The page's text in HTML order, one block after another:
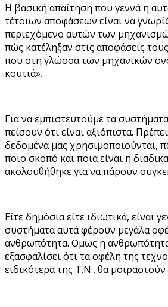
Η βασική απαίτηση που γεννά η
τέτοιων αποφάσεων είναι να
περιεχόμενο αυτών των
πώς κατέληξαν στις αποφάσεις
που στη γλώσσα των μηχανικών
κουτιά».
Για να εμπιστευτούμε τα
πείσουν ότι είναι αξιόπιστα.
δεδομένα μας χρησιμοποιούνται,
ποιο σκοπό και ποια είναι η
ακολουθήθηκε για να πάρουν
Είτε δημόσια είτε ιδιωτικά, είναι
συστήματα αυτά φέρουν μεγάλα
ανθρωπότητα. Ομως η
εξασφαλίσει ότι τα οφέλη της
ειδικότερα της Τ.Ν., θα